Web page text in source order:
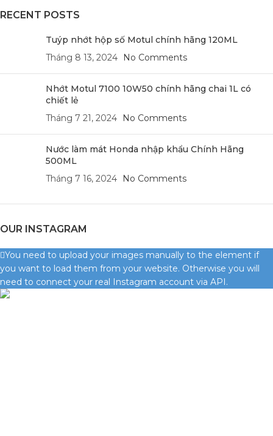
RECENT POSTS
Tuýp nhớt hộp số Motul chính hãng 120ML
Tháng 8 13, 2024
No Comments
Nhớt Motul 7100 10W50 chính hãng chai 1L có
chiết lẻ
Tháng 7 21, 2024
No Comments
Nước làm mát Honda nhập khẩu Chính Hãng
500ML
Tháng 7 16, 2024
No Comments
OUR INSTAGRAM
You need to upload your images manually to the element if
you want to load them from your website. Otherwise you will
need to connect your real Instagram account via API.